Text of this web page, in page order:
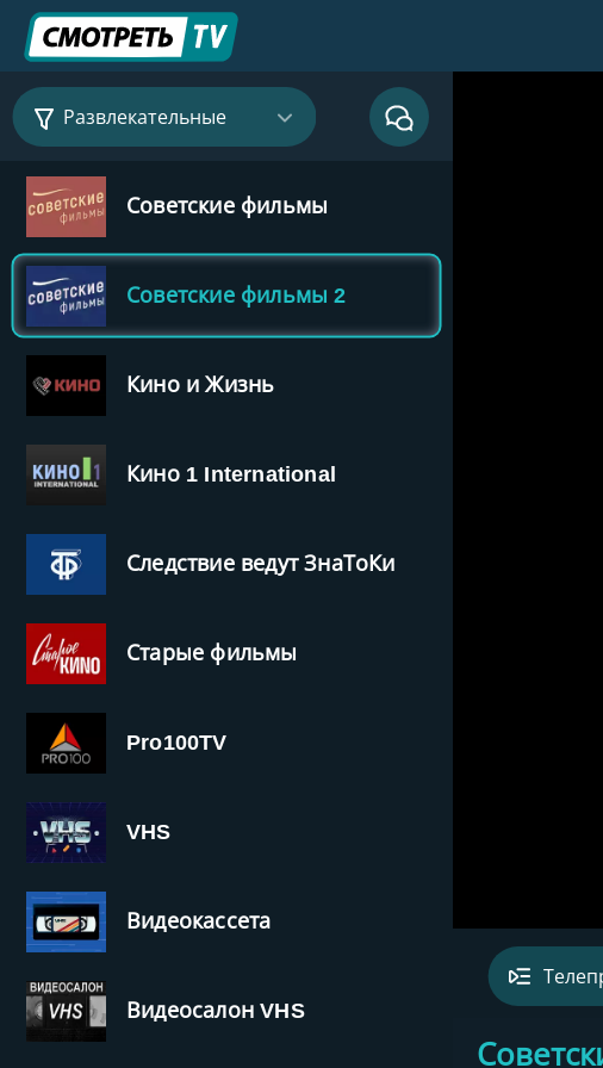
Развлекательные
СССР ТВ
Отечественное кино
Советские фильмы
Советские фильмы 2
Кино и Жизнь
Кино 1 International
Следствие ведут ЗнаТоКи
Старые фильмы
Pro100TV
VHS
Видеокассета
Видеосалон VHS